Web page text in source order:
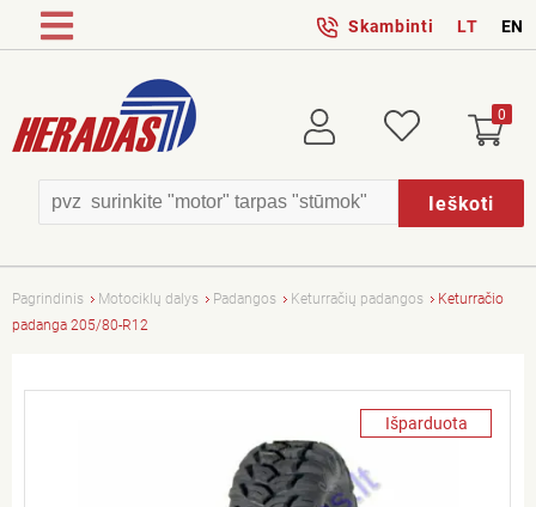
Skambinti LT EN
Ieškoti
Prisijungti Patikusios 0
Pagrindinis Motociklų dalys Padangos Keturračių padangos
Keturračio
padanga 205/80-R12
Išparduota